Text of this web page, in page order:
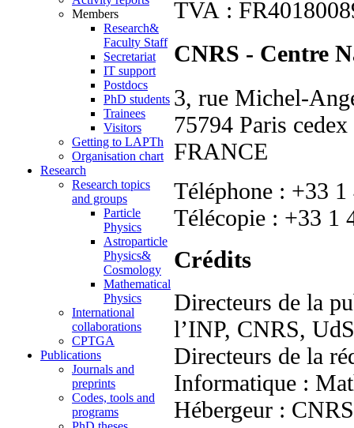
Members
Research&
Faculty Staff
Secretariat
IT support
Postdocs
PhD students
Trainees
Visitors
Getting to LAPTh
Organisation chart
Research
Research topics
and groups
Particle
Physics
Astroparticle
Physics&
Cosmology
Mathematical
Physics
International
collaborations
CPTGA
Publications
Journals and
preprints
Codes, tools and
programs
TVA :
CNRS - Centre
3, rue Michel-
75794 Paris cedex
FRANCE
Téléphone : +33
Télécopie : +33 1
Crédits
Directeurs de la
l’INP, CNRS,
Directeurs de la
Informatique :
Hébergeur :